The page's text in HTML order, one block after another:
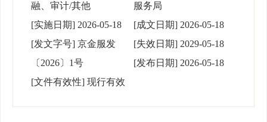
融、审计/其他
服务局
[实施日期] 2026-05-18 [成文日期] 2026-05-18
[发文字号] 京金服发
〔2026〕1号
[失效日期] 2029-05-18
[发布日期] 2026-05-18
[文件有效性] 现行有效